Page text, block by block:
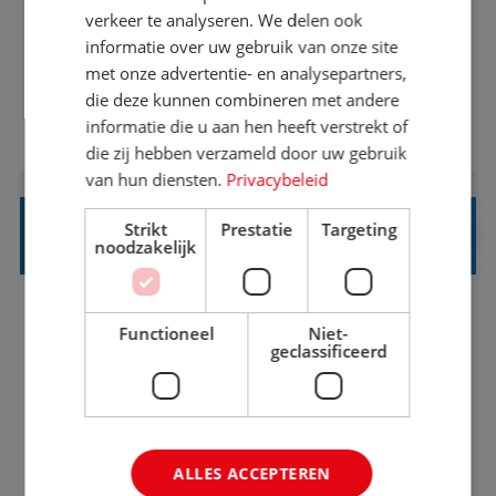
Als Stagiaire Business Intelligence ga je de
informatiebehoefte van verschillende interne
afdelingen specificeren. Aan de hand van deze
informatiebehoefte ga je BI-producten zoals
adviezen, rapportages en dashboards
ontwikkelen, aanpassen en leveren. Deze
producten ontwikkel je door middel van de data
uit ons datawa...
BEKIJK VACATURE
INKOPER VAKANTIES
Nijmegen Baan 33-36 uur MBO
Jij vindt de mooiste plekjes ter wereld en geeft
eenoudergezinnen én singles de meest
onvergetelijke vakanties van hun leven, hoe gaaf
is dat? Ben jij de commerciële professional die
verkeer te analyseren. We delen ook
informatie over uw gebruik van onze site
met onze advertentie- en analysepartners,
die deze kunnen combineren met andere
informatie die u aan hen heeft verstrekt of
die zij hebben verzameld door uw gebruik
van hun diensten. Privacybeleid
Strikt
noodzakelijk
Prestatie Targeting
Functioneel
Niet-
geclassificeerd
ALLES ACCEPTEREN